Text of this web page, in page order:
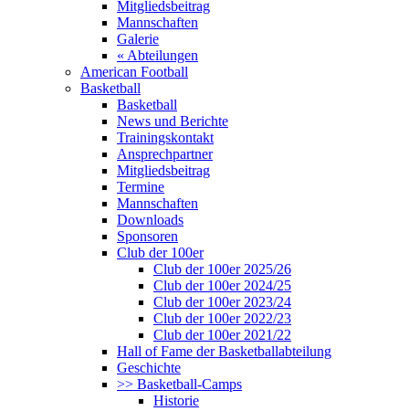
Mitgliedsbeitrag
Mannschaften
Galerie
« Abteilungen
American Football
Basketball
Basketball
News und Berichte
Trainingskontakt
Ansprechpartner
Mitgliedsbeitrag
Termine
Mannschaften
Downloads
Sponsoren
Club der 100er
Club der 100er 2025/26
Club der 100er 2024/25
Club der 100er 2023/24
Club der 100er 2022/23
Club der 100er 2021/22
Hall of Fame der Basketballabteilung
Geschichte
>> Basketball-Camps
Historie